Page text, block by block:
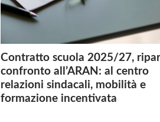
Contratto scuola 2025/27,
confronto all’ARAN: al centro
relazioni sindacali, mobilità e
formazione incentivata